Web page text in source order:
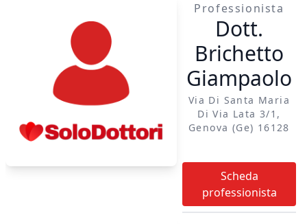
Professionista
Dott.
Brichetto
Giampaolo
Via Di Santa Maria
Di Via Lata 3/1,
Genova (ge) 16128
Scheda
professionista